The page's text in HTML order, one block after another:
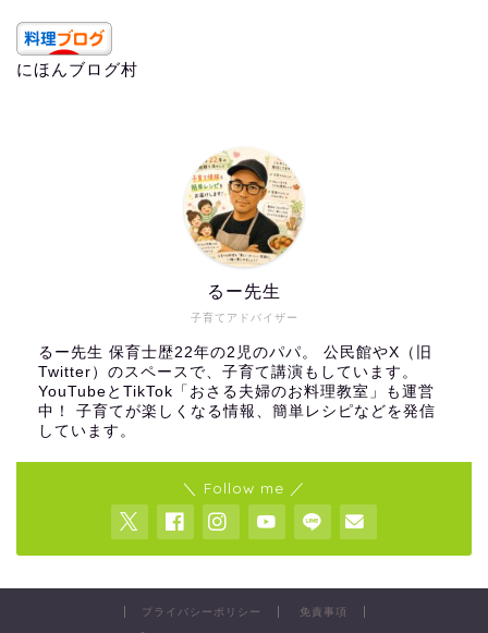
にほんブログ村
子育てアドバイザー
るー先生
るー先生 保育士歴22年の2児のパパ。 公民館やX（旧
Twitter）のスペースで、子育て講演もしています。
YouTubeとTikTok「おさる夫婦のお料理教室」も運営
中！ 子育てが楽しくなる情報、簡単レシピなどを発信
しています。
＼ Follow me ／
プライバシーポリシー 免責事項